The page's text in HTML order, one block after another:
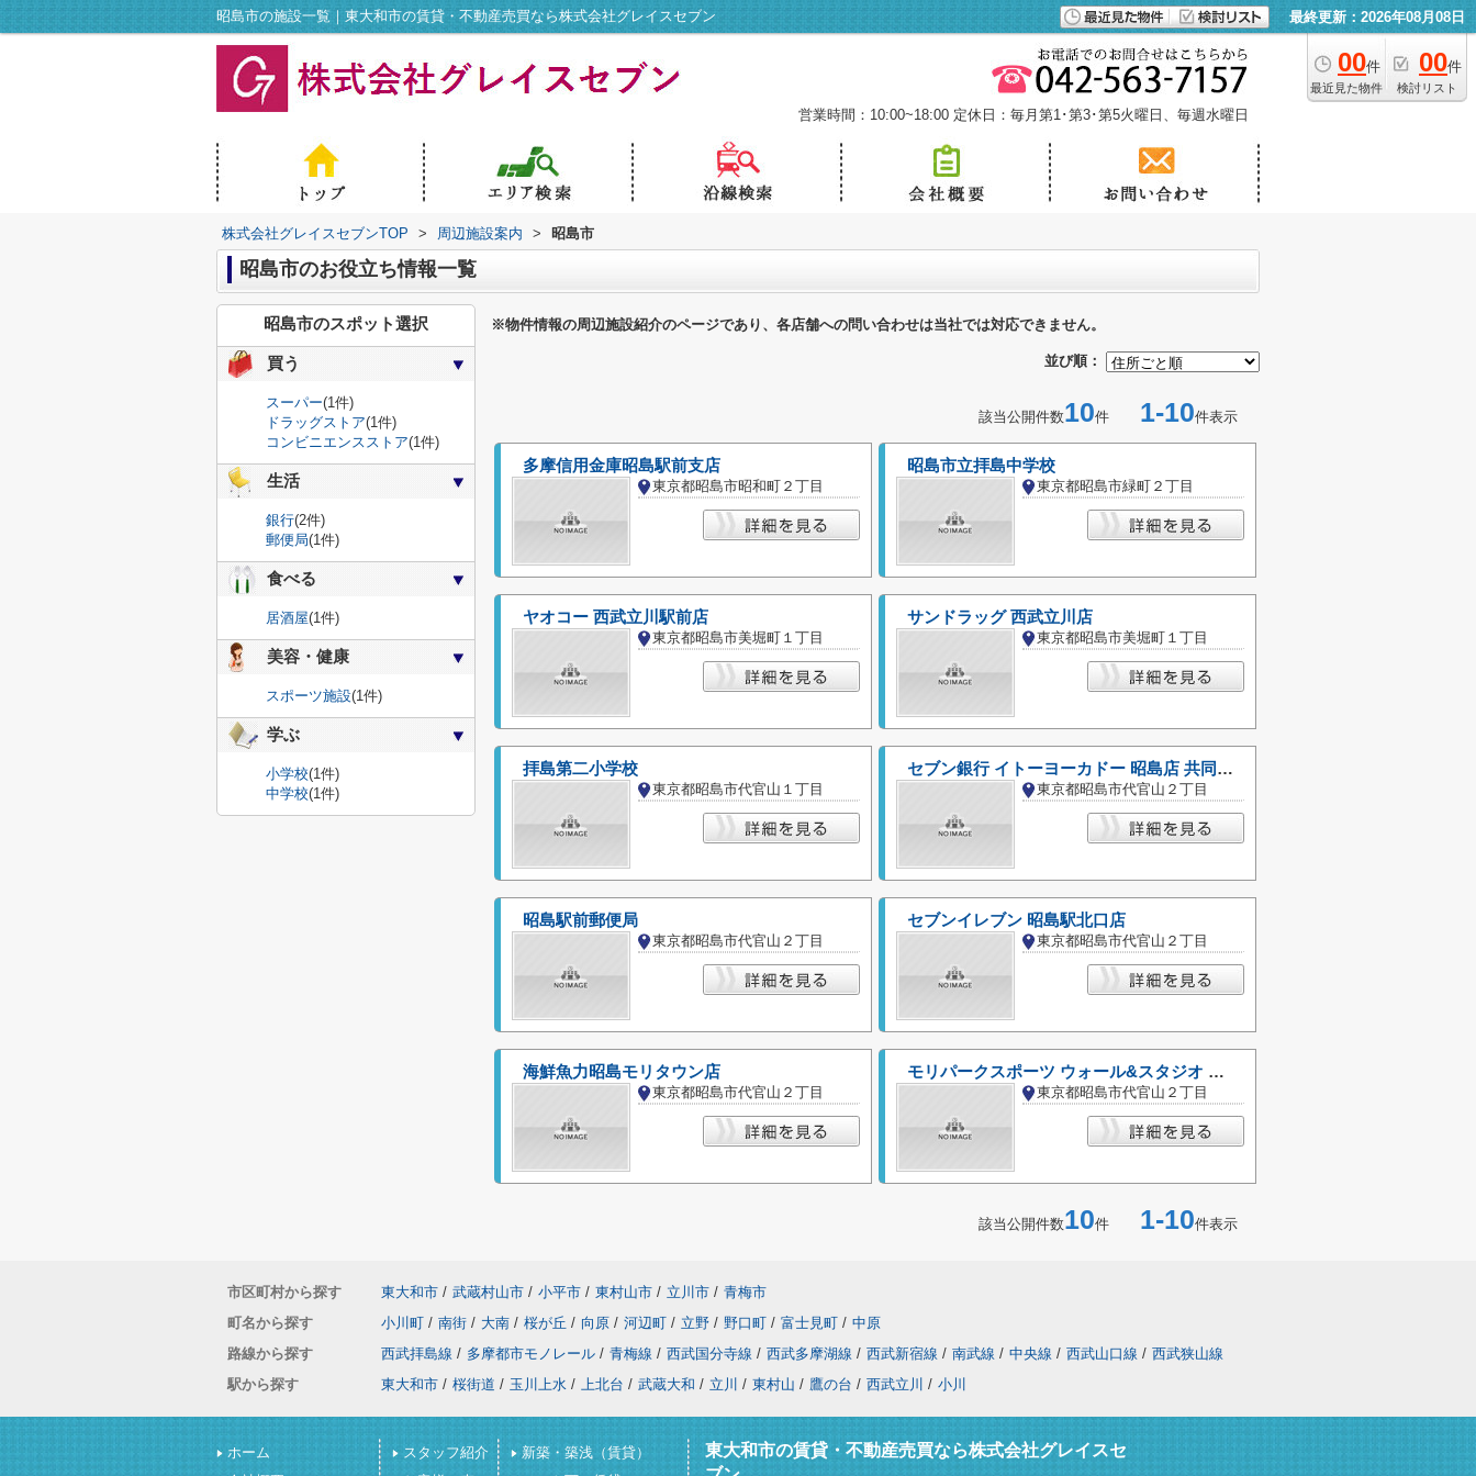
昭島市の施設一覧｜東大和市の賃貸・不動産売買なら株式会社グレイスセブン 最終更新：2026年08月08日
00件
最近見た物件
00件
検討リスト
営業時間：10:00~18:00 定休日：毎月第1･第3･第5火曜日、毎週水曜日
株式会社グレイスセブンTOP > 周辺施設案内 > 昭島市
昭島市のお役立ち情報一覧
※物件情報の周辺施設紹介のページであり、各店舗への問い合わせは当社では対応できません。
並び順：
該当公開件数10件 1-10件表示
多摩信用金庫昭島駅前支店
東京都昭島市昭和町２丁目
昭島市立拝島中学校
東京都昭島市緑町２丁目
ヤオコー 西武立川駅前店
東京都昭島市美堀町１丁目
サンドラッグ 西武立川店
東京都昭島市美堀町１丁目
拝島第二小学校
東京都昭島市代官山１丁目
セブン銀行 イトーヨーカドー 昭島店 共同出張所
東京都昭島市代官山２丁目
昭島駅前郵便局
東京都昭島市代官山２丁目
セブンイレブン 昭島駅北口店
東京都昭島市代官山２丁目
海鮮魚力昭島モリタウン店
東京都昭島市代官山２丁目
モリパークスポーツ ウォール&スタジオ モリパーク アウトドアヴィレッジ店
東京都昭島市代官山２丁目
該当公開件数10件 1-10件表示
昭島市のスポット選択
買う
スーパー(1件)
ドラッグストア(1件)
コンビニエンスストア(1件)
生活
銀行(2件)
郵便局(1件)
食べる
居酒屋(1件)
美容・健康
スポーツ施設(1件)
学ぶ
小学校(1件)
中学校(1件)
市区町村から探す 東大和市 / 武蔵村山市 / 小平市 / 東村山市 / 立川市 / 青梅市
町名から探す
小川町 / 南街 / 大南 / 桜が丘 / 向原 / 河辺町 / 立野 / 野口町 / 富士見町 / 中原
路線から探す
西武拝島線 / 多摩都市モノレール / 青梅線 / 西武国分寺線 / 西武多摩湖線 / 西武新宿線 / 南武線 / 中央線 / 西武山口線 / 西武狭山線
駅から探す
東大和市 / 桜街道 / 玉川上水 / 上北台 / 武蔵大和 / 立川 / 東村山 / 鷹の台 / 西武立川 / 小川
ホーム
スタッフ紹介
新築・築浅（賃貸）
東大和市の賃貸・不動産売買なら株式会社グレイスセ